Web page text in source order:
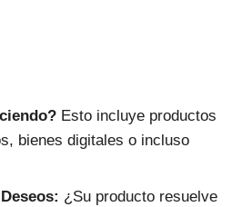
Esto incluye productos
bienes digitales o incluso
¿Su producto resuelve